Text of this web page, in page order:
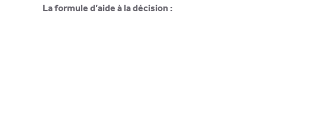
La formule d’aide à la décision :